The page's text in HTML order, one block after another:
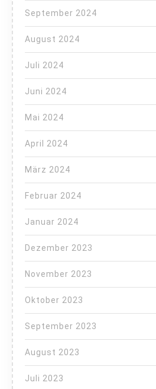
September 2024
August 2024
Juli 2024
Juni 2024
Mai 2024
April 2024
März 2024
Februar 2024
Januar 2024
Dezember 2023
November 2023
Oktober 2023
September 2023
August 2023
Juli 2023